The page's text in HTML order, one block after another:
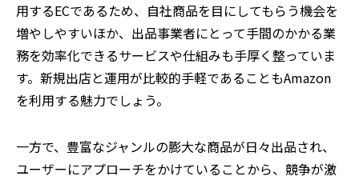
用するECであるため、自社商品を目にしてもらう機会を
増やしやすいほか、出品事業者にとって手間のかかる業
務を効率化できるサービスや仕組みも手厚く整っていま
す。新規出店と運用が比較的手軽であることもAmazon
を利用する魅力でしょう。
一方で、豊富なジャンルの膨大な商品が日々出品され、
ユーザーにアプローチをかけていることから、競争が激